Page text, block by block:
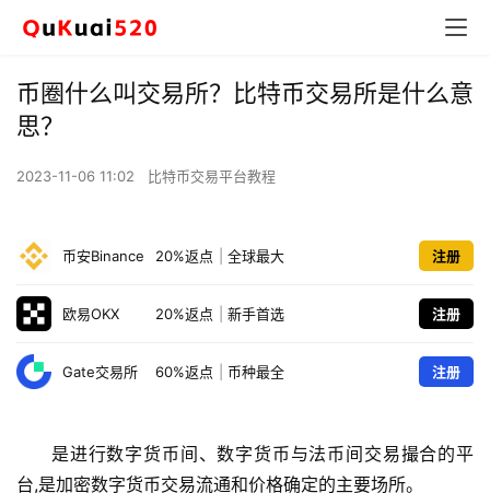
币圈什么叫交易所？比特币交易所是什么意
思？
2023-11-06 11:02 比特币交易平台教程
币安Binance 20%返点 全球最大 注册
欧易OKX 20%返点 新手首选 注册
Gate交易所 60%返点 币种最全 注册
是进行数字货币间、数字货币与法币间交易撮合的平
台,是加密数字货币交易流通和价格确定的主要场所。